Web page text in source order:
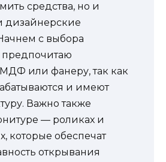
средства, но и
дизайнерские
с выбора
предпочитаю
МДФ или фанеру, так как
и имеют
Важно также
— роликах и
которые обеспечат
открывания